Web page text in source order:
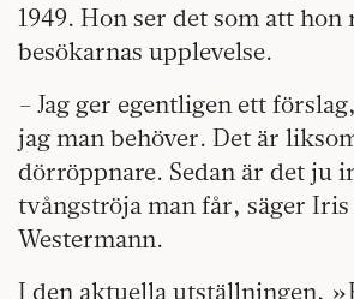
1949. Hon ser det som att hon
besökarnas upplevelse.
– Jag ger egentligen ett
jag man behöver. Det är
dörröppnare. Sedan är det ju
tvångströja man får, säger
Westermann.
I den aktuella utställningen,